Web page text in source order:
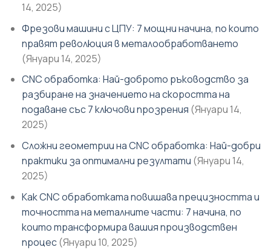
14, 2025)
Фрезови машини с ЦПУ: 7 мощни начина, по които
правят революция в металообработването
(Януари 14, 2025)
CNC обработка: Най-доброто ръководство за
разбиране на значението на скоростта на
подаване със 7 ключови прозрения (Януари 14,
2025)
Сложни геометрии на CNC обработка: Най-добри
практики за оптимални резултати (Януари 14,
2025)
Как CNC обработката повишава прецизността и
точността на металните части: 7 начина, по
които трансформира вашия производствен
процес(Януари 10, 2025)